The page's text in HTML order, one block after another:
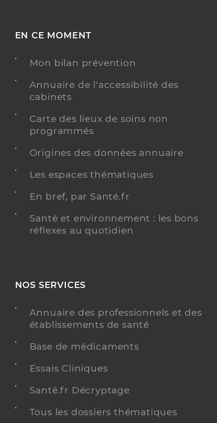
EN CE MOMENT
Mon bilan prévention
Annuaire de l'accessibilité des
cabinets
Carte des lieux de soins non
programmés
Origines des données annuaire
Les espaces thématiques
En bref, par Santé.fr
Santé et environnement : les bons
réflexes au quotidien
NOS SERVICES
Annuaire des professionnels et des
établissements de santé
Base de médicaments
Essais Cliniques
Santé.fr Décryptage
Tous les dossiers thématiques